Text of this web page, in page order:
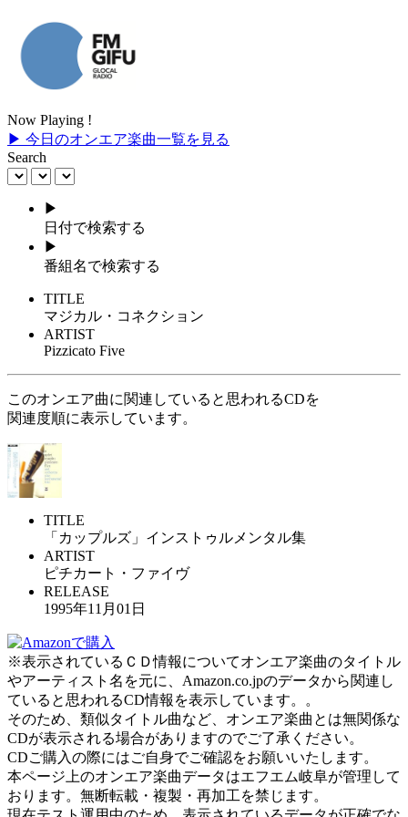
Now Playing !
▶ 今日のオンエア楽曲一覧を見る
Search
▶
日付で検索する
▶
番組名で検索する
TITLE
マジカル・コネクション
ARTIST
Pizzicato Five
このオンエア曲に関連していると思われるCDを
関連度順に表示しています。
TITLE
「カップルズ」インストゥルメンタル集
ARTIST
ピチカート・ファイヴ
RELEASE
1995年11月01日
※表示されているＣＤ情報についてオンエア楽曲のタイトル
やアーティスト名を元に、Amazon.co.jpのデータから関連し
ていると思われるCD情報を表示しています。。
そのため、類似タイトル曲など、オンエア楽曲とは無関係な
CDが表示される場合がありますのでご了承ください。
CDご購入の際にはご自身でご確認をお願いいたします。
本ページ上のオンエア楽曲データはエフエム岐阜が管理して
おります。無断転載・複製・再加工を禁じます。